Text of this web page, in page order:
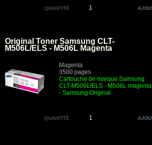
QUANTITÉ
Original Toner Samsung CLT-
M506L/ELS - M506L Magenta
Magenta
3500 pages
Cartouche de marque Samsung
CLT-M506L/ELS - M506L magenta
- Samsung Original
QUANTITÉ